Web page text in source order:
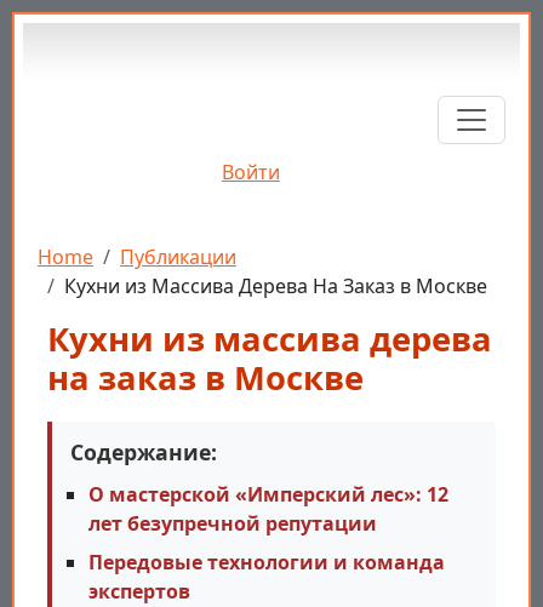
Перейти к основному содержанию
Войти
Строка навигации
Home
Публикации
Кухни из Массива Дерева На Заказ в Москве
Кухни из массива дерева
на заказ в Москве
Содержание:
О мастерской «Имперский лес»: 12
лет безупречной репутации
Передовые технологии и команда
экспертов